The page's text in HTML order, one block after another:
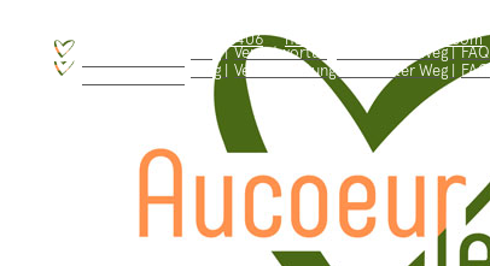
WhatsApp: +84.909.426.406 hallo@aucoeurvietnam.com
Blog | Verantwortungsbewusster Weg | FAQ
Blog | Verantwortungsbewusster Weg | FAQ